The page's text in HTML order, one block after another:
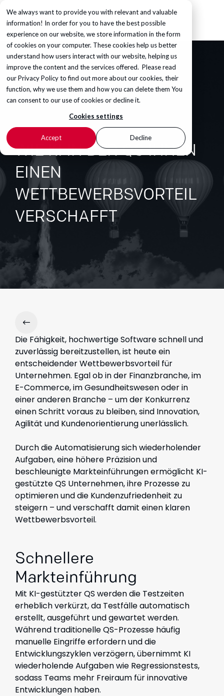
We always want to provide you with relevant and valuable
information! In order for you to have the best possible
experience on our website, we store information in the form
of cookies on your computer. These cookies help us better
understand how users interact with our website, helping us
improve the content and the services offered. Please read
ourPrivacy Policyto find out more about our cookies, their
function, why we use them and how you can delete them You
can consent to our use of cookies or decline it.
Cookies settings
Accept Decline
WIE KI IN DER QS IHNEN
EINEN
WETTBEWERBSVORTEIL
VERSCHAFFT
Die Fähigkeit, hochwertige Software schnell und
zuverlässig bereitzustellen, ist heute ein
entscheidender Wettbewerbsvorteil für
Unternehmen. Egal ob in der Finanzbranche, im
E-Commerce, im Gesundheitswesen oder in
einer anderen Branche – um der Konkurrenz
einen Schritt voraus zu bleiben, sind Innovation,
Agilität und Kundenorientierung unerlässlich.
Durch die Automatisierung sich wiederholender
Aufgaben, eine höhere Präzision und
beschleunigte Markteinführungen ermöglicht KI-
gestützte QS Unternehmen, ihre Prozesse zu
optimieren und die Kundenzufriedenheit zu
steigern – und verschafft damit einen klaren
Wettbewerbsvorteil.
Schnellere
Markteinführung
Mit KI-gestützter QS werden die Testzeiten
erheblich verkürzt, da Testfälle automatisch
erstellt, ausgeführt und gewartet werden.
Während traditionelle QS-Prozesse häufig
manuelle Eingriffe erfordern und die
Entwicklungszyklen verzögern, übernimmt KI
wiederholende Aufgaben wie Regressionstests,
sodass Teams mehr Freiraum für innovative
Entwicklungen haben.